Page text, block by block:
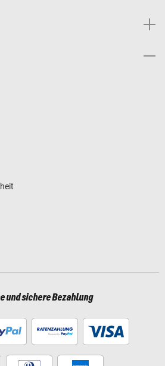
und sichere Bezahlung